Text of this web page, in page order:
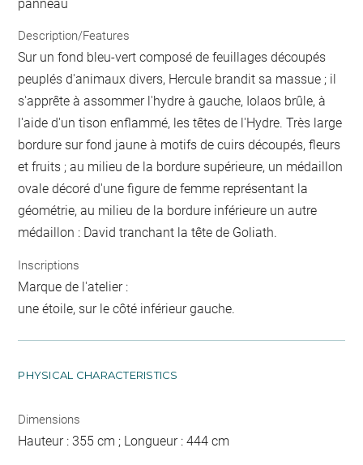
panneau
Description/Features
Sur un fond bleu-vert composé de feuillages découpés
peuplés d'animaux divers, Hercule brandit sa massue ; il
s'apprête à assommer l'hydre à gauche, Iolaos brûle, à
l'aide d'un tison enflammé, les têtes de l'Hydre. Très large
bordure sur fond jaune à motifs de cuirs découpés, fleurs
et fruits ; au milieu de la bordure supérieure, un médaillon
ovale décoré d'une figure de femme représentant la
géométrie, au milieu de la bordure inférieure un autre
médaillon : David tranchant la tête de Goliath.
Inscriptions
Marque de l'atelier :
une étoile, sur le côté inférieur gauche.
PHYSICAL CHARACTERISTICS
Dimensions
Hauteur : 355 cm ; Longueur : 444 cm